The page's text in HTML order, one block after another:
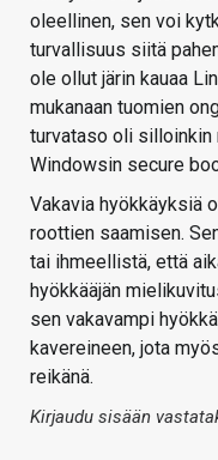
oleellinen, sen voi
turvallisuus siitä
ole ollut järin kauaa
mukanaan tuomien
turvataso oli silloinkin
Windowsin secure
Vakavia hyökkäyksiä
roottien saamisen.
tai ihmeellistä, että
hyökkääjän
sen vakavampi
kavereineen, jota
reikänä.
Kirjaudu sisään